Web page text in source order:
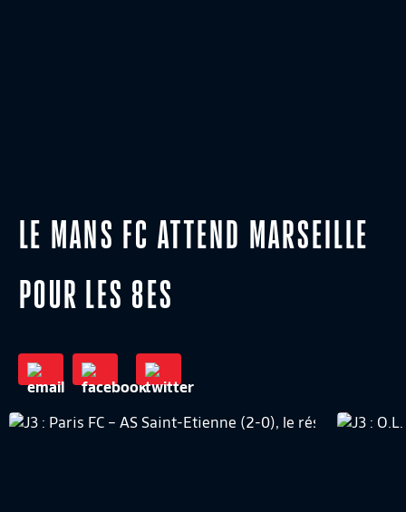
LE MANS FC ATTEND MARSEILLE
POUR LES 8ES